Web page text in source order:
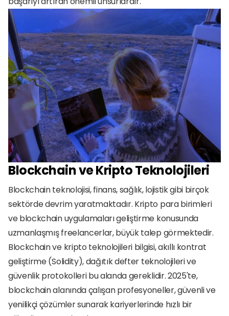
Blockchain ve Kripto Teknolojileri
Blockchain teknolojisi, finans, sağlık, lojistik gibi birçok
sektörde devrim yaratmaktadır. Kripto para birimleri
ve blockchain uygulamaları geliştirme konusunda
uzmanlaşmış freelancerlar, büyük talep görmektedir.
Blockchain ve kripto teknolojileri bilgisi, akıllı kontrat
geliştirme (Solidity), dağıtık defter teknolojileri ve
güvenlik protokolleri bu alanda gereklidir. 2025'te,
blockchain alanında çalışan profesyoneller, güvenli ve
yenilikçi çözümler sunarak kariyerlerinde hızlı bir